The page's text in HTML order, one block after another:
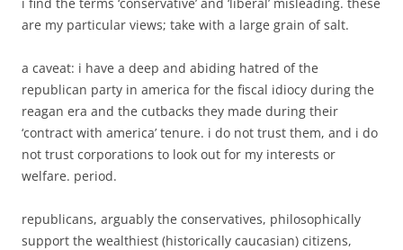
are my particular views; take with a large grain of salt.
a caveat: i have a deep and abiding hatred of the
republican party in america for the fiscal idiocy during the
reagan era and the cutbacks they made during their
‘contract with america’ tenure. i do not trust them, and i do
not trust corporations to look out for my interests or
welfare. period.
republicans, arguably the conservatives, philosophically
support the wealthiest (historically caucasian) citizens,